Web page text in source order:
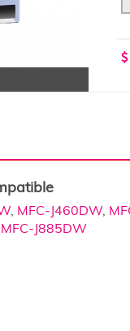
, MFC-J460DW,
MFC-J885DW